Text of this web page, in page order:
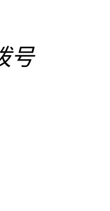
号